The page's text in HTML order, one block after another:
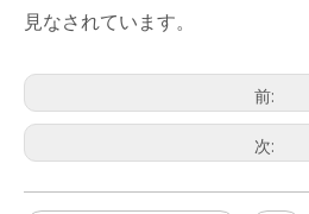
見なされています。
前:
次: